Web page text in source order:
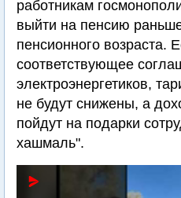
работникам
выйти на пенсию
пенсионного
соответствующее
электроэнергетиков,
не будут снижены, а
пойдут на подарки
хашмаль".